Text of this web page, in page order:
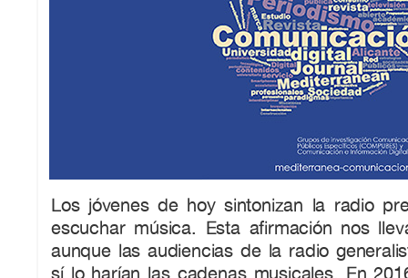
Los jóvenes de hoy sintonizan la radio
escuchar música. Esta afirmación nos
aunque las audiencias de la radio
sí lo harían las cadenas musicales. En